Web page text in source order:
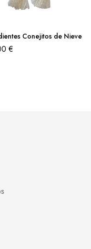
Conejitos de Nieve
€